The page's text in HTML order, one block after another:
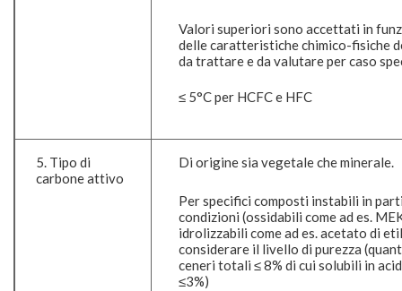
Valori superiori sono accettati in
delle caratteristiche chimico-fisiche
da trattare e da valutare per caso
≤ 5°C per HCFC e HFC
5. Tipo di
carbone attivo
Di origine sia vegetale che minerale.
Per specifici composti instabili in
condizioni (ossidabili come ad es.
idrolizzabili come ad es. acetato di
considerare il livello di purezza
ceneri totali ≤ 8% di cui solubili in
≤3%)